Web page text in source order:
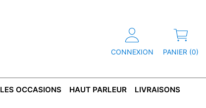
CONNEXION PANIER (0)
LES OCCASIONS HAUT PARLEUR LIVRAISONS